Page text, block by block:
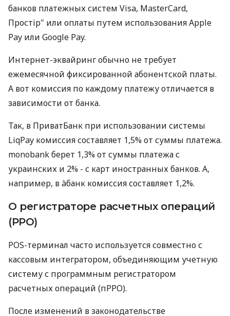
банков платежных систем Visa, MasterCard,
Простір" или оплаты путем использования Apple
Pay или Google Pay.
Интернет-эквайринг обычно не требует
ежемесячной фиксированной абонентской платы.
А вот комиссия по каждому платежу отличается в
зависимости от банка.
Так, в ПриватБанк при использовании системы
LiqPay комиссия составляет 1,5% от суммы платежа.
monobank берет 1,3% от суммы платежа с
украинских и 2% - с карт иностранных банков. А,
например, в àбанк комиссия составляет 1,2%.
О регистраторе расчетных операций
(РРО)
POS-терминал часто используется совместно с
кассовым интегратором, объединяющим учетную
систему с программным регистратором
расчетных операций (пРРО).
После изменений в законодательстве